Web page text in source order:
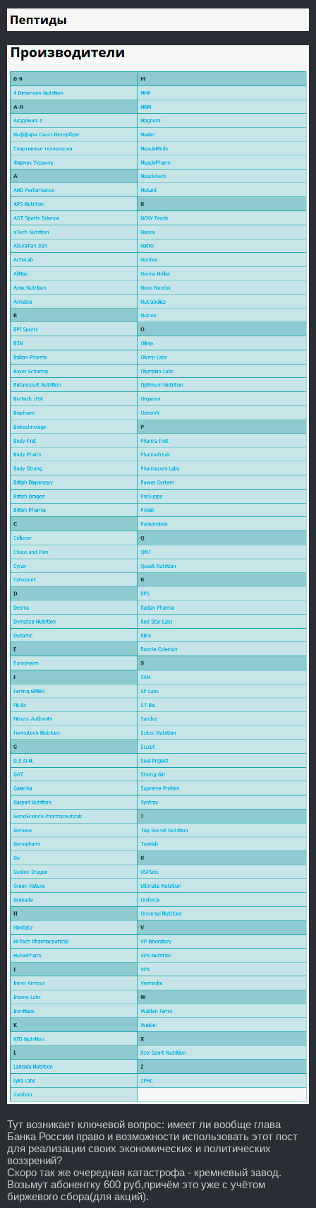
Тут возникает ключевой вопрос: имеет ли вообще глава
Банка России право и возможности использовать этот пост
для реализации своих экономических и политических
воззрений?
Скоро так же очередная катастрофа - кремневый завод.
Возьмут абонентку 600 руб,причём это уже с учётом
биржевого сбора(для акций).